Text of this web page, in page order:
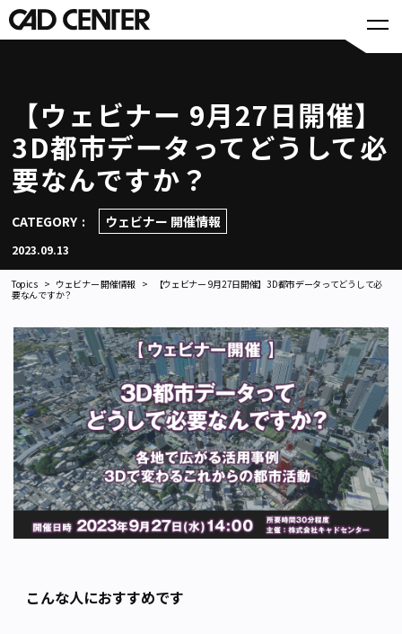
【ウェビナー 9月27日開催】
3D都市データってどうして必
要なんですか？
CATEGORY ウェビナー 開催情報
2023.09.13
Topics ウェビナー 開催情報
【ウェビナー 9月27日開催】3D都市データってどうして必
要なんですか？
こんな人におすすめです